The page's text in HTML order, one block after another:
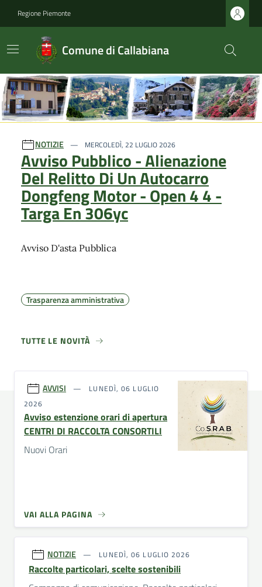
Regione Piemonte
Comune di Callabiana
Ultime notizie
NOTIZIE MERCOLEDÌ, 22 LUGLIO 2026
Avviso Pubblico - Alienazione
Del Relitto Di Un Autocarro
Dongfeng Motor - Open 4 4 -
Targa En 306yc
Avviso D'asta Pubblica
Trasparenza amministrativa
TUTTE LE NOVITÀ
AVVISI
LUNEDÌ, 06 LUGLIO
2026
Avviso estenzione orari di apertura
CENTRI DI RACCOLTA CONSORTILI
Nuovi Orari
VAI ALLA PAGINA
NOTIZIE LUNEDÌ, 06 LUGLIO 2026
Raccolte particolari, scelte sostenibili